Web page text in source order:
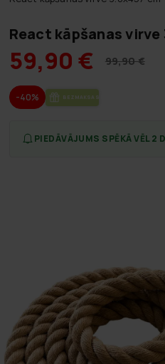
React kāpšanas virve
59,90 € 99,90 €
-40% BEZ­MAK­SAS PIE­GĀ­DE
PIEDĀVĀJUMS SPĒKĀ VĒL 2